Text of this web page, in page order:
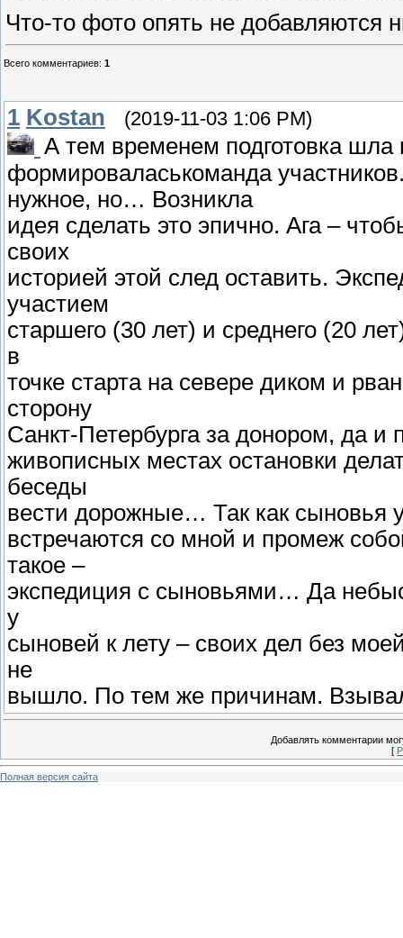
Что-то фото опять не добавляются
Всего комментариев: 1
1 Kostan (2019-11-03 1:06 PM)
А тем временем подготовка
формироваласькоманда
нужное, но… Возникла
идея сделать это эпично. Ага –
своих
историей этой след оставить.
участием
старшего (30 лет) и среднего (20
в
точке старта на севере диком и
сторону
Санкт-Петербурга за донором, да
живописных местах остановки
беседы
вести дорожные… Так как сыновья
встречаются со мной и промеж
такое –
экспедиция с сыновьями… Да
у
сыновей к лету – своих дел без
не
вышло. По тем же причинам.
Добавлять комментарии
[
Полная версия сайта